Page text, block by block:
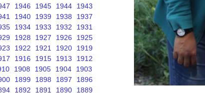
1946 1945 1944
1943
1940 1939 1938
1937
1934 1933 1932
1931
1928 1927 1926
1925
1922 1921 1920
1919
1916 1915 1913
1912
1908 1905 1904
1903
1899 1898 1897
1896
1892 1891 1890
1889